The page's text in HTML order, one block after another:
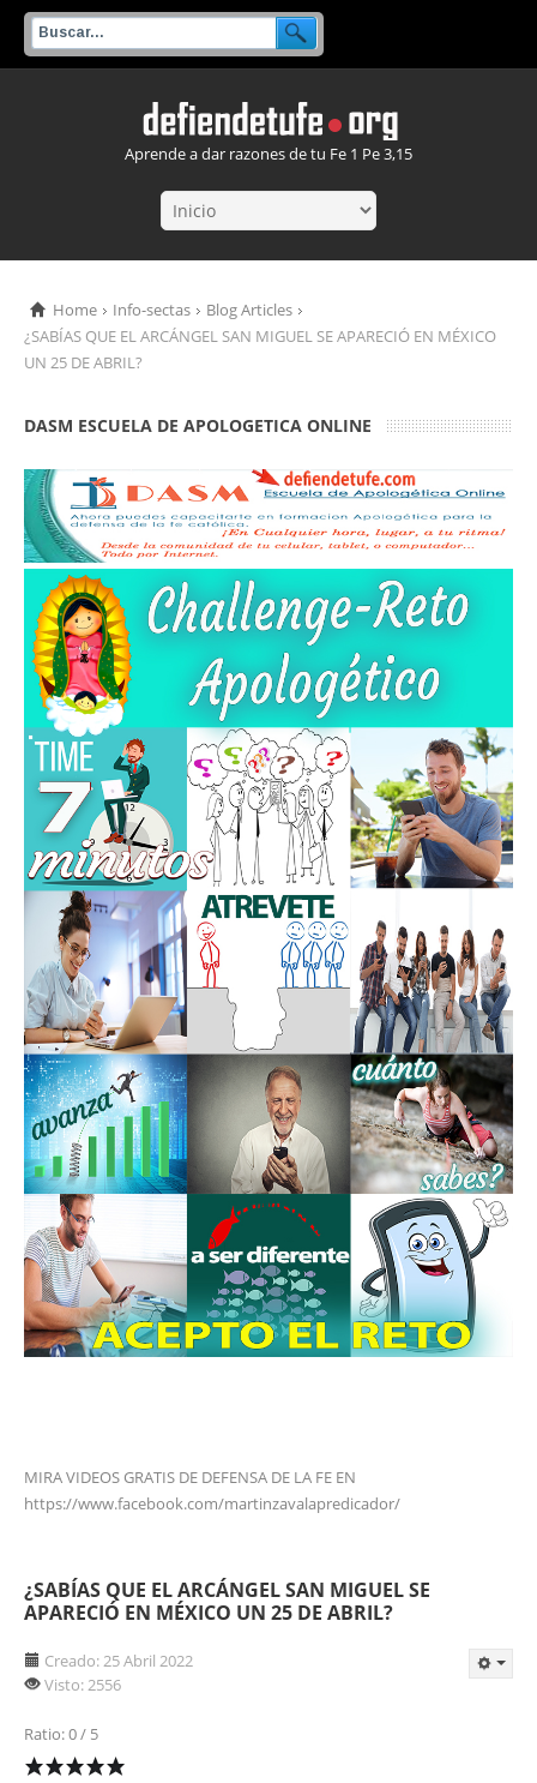
Aprende a dar razones de tu Fe 1 Pe 3,15
Home Info-sectas
Blog Articles
¿SABÍAS QUE EL ARCÁNGEL SAN MIGUEL SE APARECIÓ EN MÉXICO
UN 25 DE ABRIL?
DASM ESCUELA DE APOLOGETICA ONLINE
MIRA VIDEOS GRATIS DE DEFENSA DE LA FE EN
https://www.facebook.com/martinzavalapredicador/
¿SABÍAS QUE EL ARCÁNGEL SAN MIGUEL SE
APARECIÓ EN MÉXICO UN 25 DE ABRIL?
Creado: 25 Abril 2022
Visto: 2556
Ratio: 0 / 5